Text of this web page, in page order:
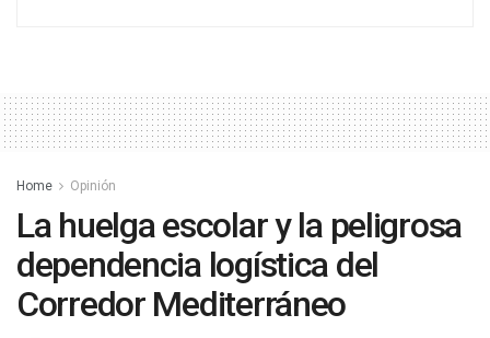
Home Opinión
La huelga escolar y la peligrosa
dependencia logística del
Corredor Mediterráneo